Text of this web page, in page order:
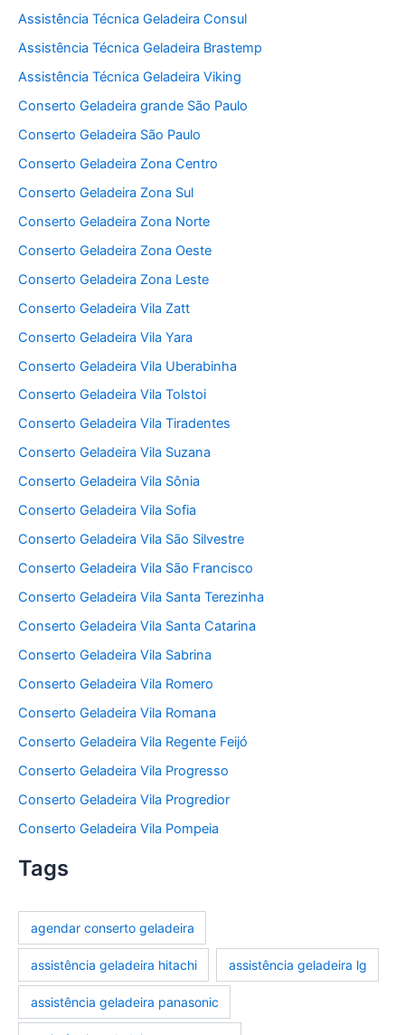
Assistência Técnica Geladeira Consul
Assistência Técnica Geladeira Brastemp
Assistência Técnica Geladeira Viking
Conserto Geladeira grande São Paulo
Conserto Geladeira São Paulo
Conserto Geladeira Zona Centro
Conserto Geladeira Zona Sul
Conserto Geladeira Zona Norte
Conserto Geladeira Zona Oeste
Conserto Geladeira Zona Leste
Conserto Geladeira Vila Zatt
Conserto Geladeira Vila Yara
Conserto Geladeira Vila Uberabinha
Conserto Geladeira Vila Tolstoi
Conserto Geladeira Vila Tiradentes
Conserto Geladeira Vila Suzana
Conserto Geladeira Vila Sônia
Conserto Geladeira Vila Sofia
Conserto Geladeira Vila São Silvestre
Conserto Geladeira Vila São Francisco
Conserto Geladeira Vila Santa Terezinha
Conserto Geladeira Vila Santa Catarina
Conserto Geladeira Vila Sabrina
Conserto Geladeira Vila Romero
Conserto Geladeira Vila Romana
Conserto Geladeira Vila Regente Feijó
Conserto Geladeira Vila Progresso
Conserto Geladeira Vila Progredior
Conserto Geladeira Vila Pompeia
Tags
agendar conserto geladeira
assistência geladeira hitachi assistência geladeira lg
assistência geladeira panasonic